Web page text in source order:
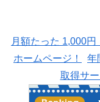
月額たった 1,000
ホームページ！
年
取得サ